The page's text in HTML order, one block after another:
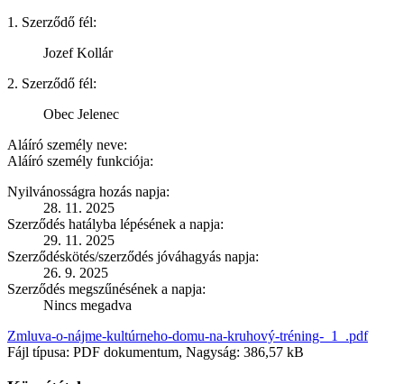
1. Szerződő fél:
Jozef Kollár
2. Szerződő fél:
Obec Jelenec
Aláíró személy neve:
Aláíró személy funkciója:
Nyilvánosságra hozás napja:
28. 11. 2025
Szerződés hatályba lépésének a napja:
29. 11. 2025
Szerződéskötés/szerződés jóváhagyás napja:
26. 9. 2025
Szerződés megszűnésének a napja:
Nincs megadva
Zmluva-o-nájme-kultúrneho-domu-na-kruhový-tréning-_1_.pdf
Fájl típusa: PDF dokumentum, Nagyság: 386,57 kB